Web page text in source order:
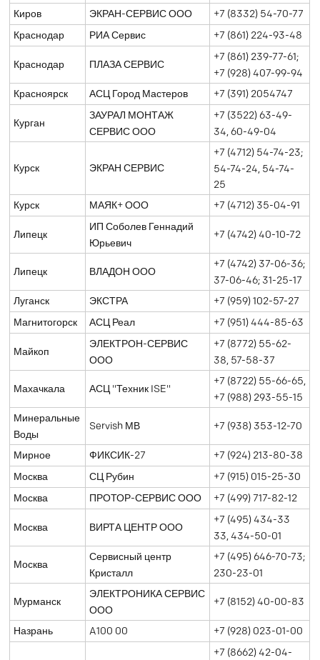
Киров ЭКРАН-СЕРВИС ООО
+7 (8332) 54-70-77
Краснодар
РИА Сервис +7 (861) 224-93-48
Краснодар ПЛАЗА СЕРВИС
+7 (861) 239-77-61;
+7 (928) 407-99-94
Красноярск
АСЦ Город Мастеров +7 (391) 2054747
Курган
ЗАУРАЛ МОНТАЖ
СЕРВИС ООО
+7 (3522) 63-49-
34, 60-49-04
Курск ЭКРАН СЕРВИС
+7 (4712) 54-74-23;
54-74-24, 54-74-
25
Курск
МАЯК+ ООО +7 (4712) 35-04-91
Липецк
ИП Соболев Геннадий
Юрьевич
+7 (4742) 40-10-72
Липецк ВЛАДОН ООО
+7 (4742) 37-06-36;
37-06-46; 31-25-17
Луганск
ЭКСТРА
+7 (959) 102-57-27
Магнитогорск
АСЦ Реал +7 (951) 444-85-63
Майкоп
ЭЛЕКТРОН-СЕРВИС
ООО
+7 (8772) 55-62-
38, 57-58-37
Махачкала АСЦ "Техник ISE"
+7 (8722) 55-66-65,
+7 (988) 293-55-15
Минеральные
Воды
Servish МВ +7 (938) 353-12-70
Мирное ФИКСИК-27
+7 (924) 213-80-38
Москва
СЦ Рубин
+7 (915) 015-25-30
Москва
ПРОТОР-СЕРВИС ООО +7 (499) 717-82-12
Москва ВИРТА ЦЕНТР ООО
+7 (495) 434-33
33, 434-50-01
Москва
Сервисный центр
Кристалл
+7 (495) 646-70-73;
230-23-01
Мурманск
ЭЛЕКТРОНИКА СЕРВИС
ООО
+7 (8152) 40-00-83
Назрань A100 00 +7 (928) 023-01-00
+7 (8662) 42-04-